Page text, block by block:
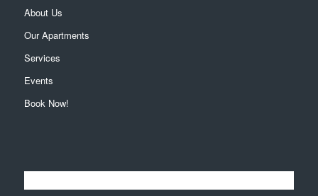
About Us
Our Apartments
Services
Events
Book Now!